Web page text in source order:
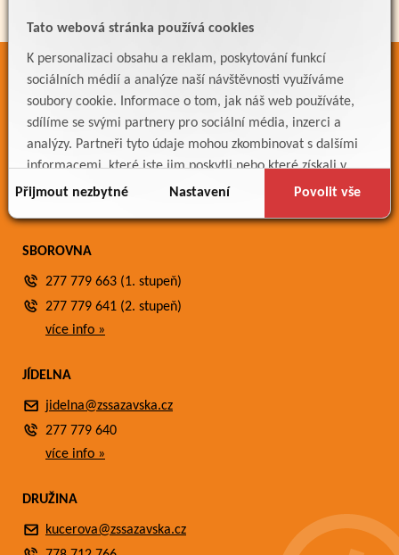
Tato webová stránka používá cookies
K personalizaci obsahu a reklam, poskytování funkcí
sociálních médií a analýze naší návštěvnosti využíváme
soubory cookie. Informace o tom, jak náš web používáte,
sdílíme se svými partnery pro sociální média, inzerci a
analýzy. Partneři tyto údaje mohou zkombinovat s dalšími
informacemi, které jste jim poskytli nebo které získali v
důsledku toho, že používáte jejich služby.
Přijmout nezbytné Nastavení Povolit vše
ODKAZY
Bakaláři
Jídelníček
Meteostanice
SBOROVNA
277 779 663 (1. stupeň)
277 779 641 (2. stupeň)
více info »
JÍDELNA
jidelna@zssazavska.cz
277 779 640
více info »
DRUŽINA
kucerova@zssazavska.cz